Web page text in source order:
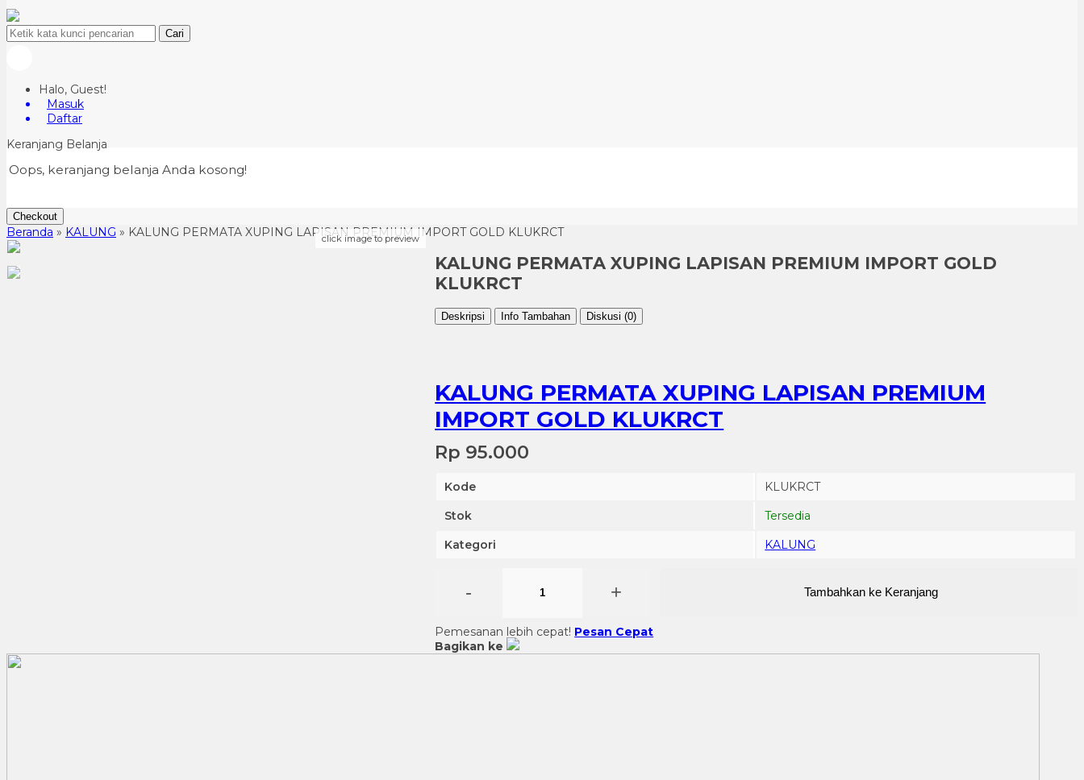
Cari
Halo, Guest!
Masuk
Daftar
Keranjang Belanja
Oops, keranjang belanja Anda kosong!
Checkout
Beranda » KALUNG » KALUNG PERMATA XUPING LAPISAN PREMIUM IMPORT GOLD KLUKRCT
click image to preview
KALUNG PERMATA XUPING LAPISAN PREMIUM
IMPORT GOLD KLUKRCT
Rp 95.000
Kode
KLUKRCT
Stok
Tersedia
Kategori
KALUNG
- + Tambahkan ke Keranjang
Pemesanan lebih cepat! Pesan Cepat
Bagikan ke
KALUNG PERMATA XUPING LAPISAN PREMIUM IMPORT GOLD
KLUKRCT
Deskripsi Info Tambahan Diskusi (0)